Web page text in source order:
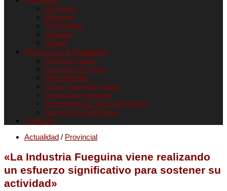
Municipal
Malvinas
Río Grande
Ushuaia
Tolhuin
Informacion al Ciudadano
Teléfonos útiles
Farmacia de Turno
Necrológicas
Clima Tierra del Fuego
Horóscopo semanal
Efemerides de Tierra del Fuego
Anuncios Clasificados
Contacto
Actualidad / Provincial
«La Industria Fueguina viene realizando
un esfuerzo significativo para sostener su
actividad»